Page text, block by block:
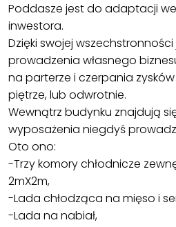
Poddasze jest do adaptacji
inwestora.
Dzięki swojej
prowadzenia własnego
na parterze i czerpania
piętrze, lub odwrotnie.
Wewnątrz budynku znajdują
wyposażenia niegdyś
Oto ono:
-Trzy komory chłodnicze
2mX2m,
-Lada chłodząca na mięso i
-Lada na nabiał,